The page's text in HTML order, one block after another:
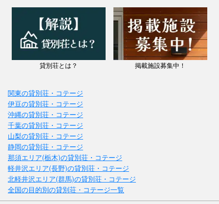
貸別荘とは？ 掲載施設募集中！
関東の貸別荘・コテージ
伊豆の貸別荘・コテージ
沖縄の貸別荘・コテージ
千葉の貸別荘・コテージ
山梨の貸別荘・コテージ
静岡の貸別荘・コテージ
那須エリア(栃木)の貸別荘・コテージ
軽井沢エリア(長野)の貸別荘・コテージ
北軽井沢エリア(群馬)の貸別荘・コテージ
全国の目的別の貸別荘・コテージ一覧